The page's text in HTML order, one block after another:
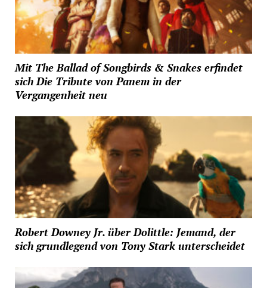
Mit The Ballad of Songbirds & Snakes erfindet
sich Die Tribute von Panem in der
Vergangenheit neu
Robert Downey Jr. über Dolittle: Jemand, der
sich grundlegend von Tony Stark unterscheidet